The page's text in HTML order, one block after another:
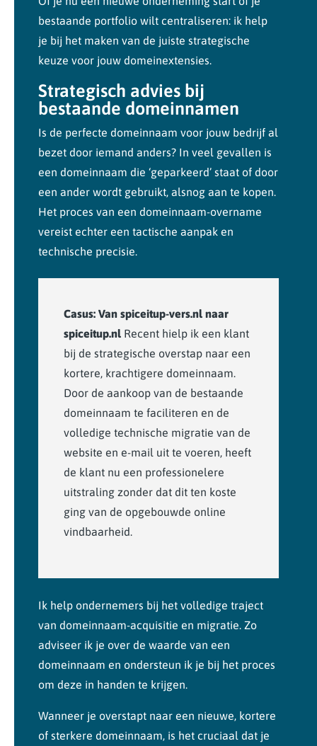
bestaande portfolio wilt centraliseren: ik help
je bij het maken van de juiste strategische
keuze voor jouw domeinextensies.
Strategisch advies bij
bestaande domeinnamen
Is de perfecte domeinnaam voor jouw bedrijf al
bezet door iemand anders? In veel gevallen is
een domeinnaam die ‘geparkeerd’ staat of door
een ander wordt gebruikt, alsnog aan te kopen.
Het proces van een domeinnaam-overname
vereist echter een tactische aanpak en
technische precisie.
Casus: Van spiceitup-vers.nl naar
spiceitup.nl Recent hielp ik een klant
bij de strategische overstap naar een
kortere, krachtigere domeinnaam.
Door de aankoop van de bestaande
domeinnaam te faciliteren en de
volledige technische migratie van de
website en e-mail uit te voeren, heeft
de klant nu een professionelere
uitstraling zonder dat dit ten koste
ging van de opgebouwde online
vindbaarheid.
Ik help ondernemers bij het volledige traject
van domeinnaam-acquisitie en migratie. Zo
adviseer ik je over de waarde van een
domeinnaam en ondersteun ik je bij het proces
om deze in handen te krijgen.
Wanneer je overstapt naar een nieuwe, kortere
of sterkere domeinnaam, is het cruciaal dat je